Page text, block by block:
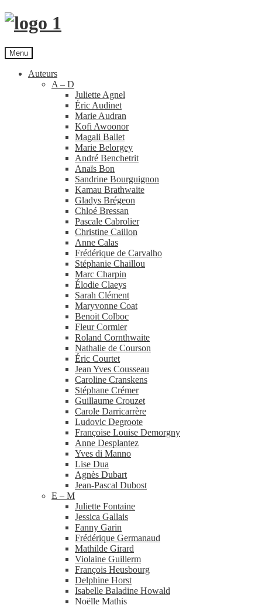
Aller
navigation
Aller
Menu
Auteurs
A – D
Juliette Agnel
Éric Audinet
Marie Audran
Kofi Awoonor
Magali Ballet
Marie Belorgey
André Benchetrit
Anaïs Bon
Sandrine Bourguignon
Kamau Brathwaite
Gladys Brégeon
Chloé Bressan
Pascale Cabrolier
Christine Caillon
Anne Calas
Frédérique de Carvalho
Stéphanie Chaillou
Marc Charpin
Élodie Claeys
Sarah Clément
Maryvonne Coat
Benoit Colboc
Fleur Cormier
Roland Cornthwaite
Nathalie de Courson
Éric Courtet
Jean Yves Cousseau
Caroline Cranskens
Stéphane Crémer
Guillaume Crouzet
Carole Darricarrère
Ludovic Degroote
Françoise Louise Demorgny
Anne Desplantez
Yves di Manno
Lise Dua
Agnès Dubart
Jean-​Pascal Dubost
E – M
Juliette Fontaine
Jessica Gallais
Fanny Garin
Frédérique Germanaud
Mathilde Girard
Violaine Guillerm
François Heusbourg
Delphine Horst
Isabelle Baladine Howald
Noëlle Mathis